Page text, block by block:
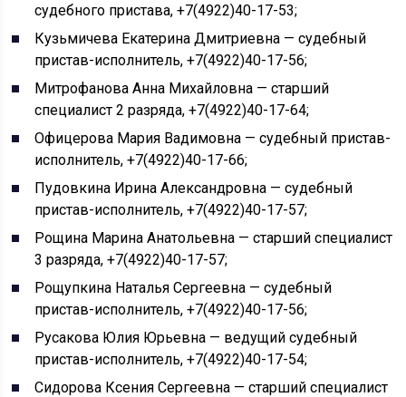
судебного пристава, +7(4922)40-17-53;
Кузьмичева Екатерина Дмитриевна — судебный
пристав-исполнитель, +7(4922)40-17-56;
Митрофанова Анна Михайловна — старший
специалист 2 разряда, +7(4922)40-17-64;
Офицерова Мария Вадимовна — судебный пристав-
исполнитель, +7(4922)40-17-66;
Пудовкина Ирина Александровна — судебный
пристав-исполнитель, +7(4922)40-17-57;
Рощина Марина Анатольевна — старший специалист
3 разряда, +7(4922)40-17-57;
Рощупкина Наталья Сергеевна — судебный
пристав-исполнитель, +7(4922)40-17-56;
Русакова Юлия Юрьевна — ведущий судебный
пристав-исполнитель, +7(4922)40-17-54;
Сидорова Ксения Сергеевна — старший специалист